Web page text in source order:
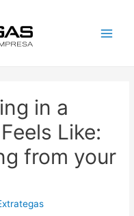
in a
Like:
from your